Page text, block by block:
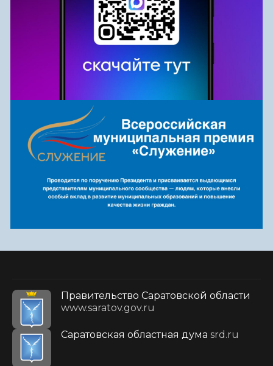
Правительство Саратовской области
www.saratov.gov.ru
Саратовская областная дума srd.ru